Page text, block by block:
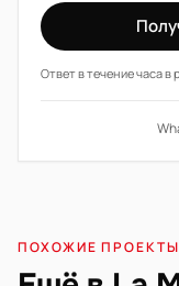
Ответ в течение часа в
ПОХОЖИЕ ПРОЕКТЫ